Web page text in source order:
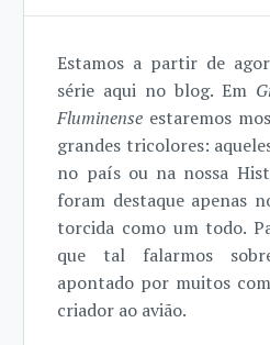
Estamos a partir de
série aqui no blog. Em
Fluminense estaremos
grandes tricolores:
no país ou na nossa
foram destaque apenas
torcida como um todo.
que tal falarmos
apontado por muitos
criador ao avião.